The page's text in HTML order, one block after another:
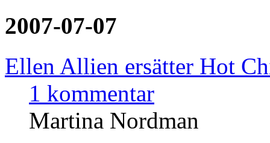
2007-07-07
Ellen Allien ersätter Hot
1 kommentar
Martina Nordman